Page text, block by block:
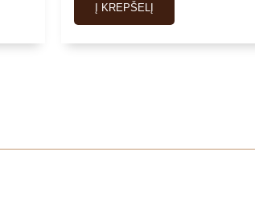
Į KREPŠELĮ